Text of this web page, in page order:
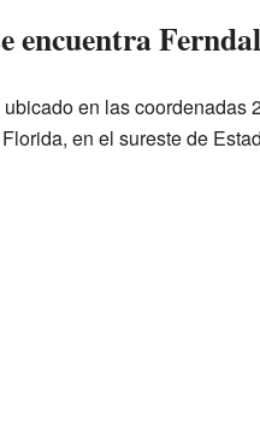
encuentra
en las coordenadas
en el sureste de